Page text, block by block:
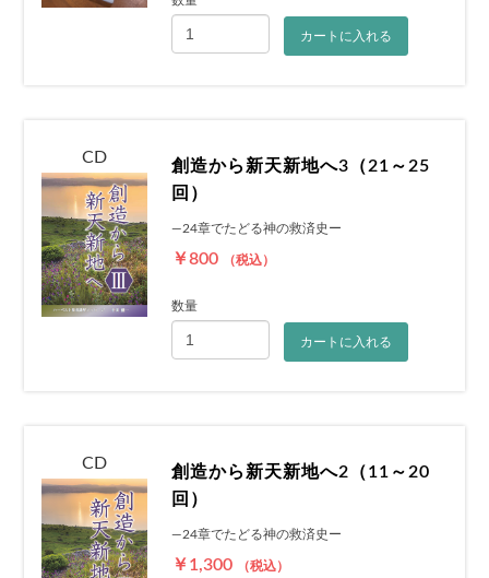
カートに入れる
CD
創造から新天新地へ3（21～25
回）
―24章でたどる神の救済史ー
￥800 （税込）
数量
カートに入れる
CD
創造から新天新地へ2（11～20
回）
―24章でたどる神の救済史ー
￥1,300 （税込）